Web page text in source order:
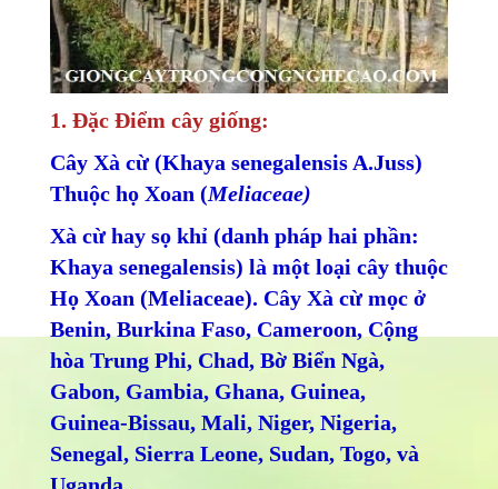
1. Đặc Điểm cây giống:
Cây Xà cừ (Khaya senegalensis A.Juss)
Thuộc họ Xoan (Meliaceae)
Xà cừ hay sọ khỉ (danh pháp hai phần:
Khaya senegalensis) là một loại cây thuộc
Họ Xoan (Meliaceae). Cây Xà cừ mọc ở
Benin, Burkina Faso, Cameroon, Cộng
hòa Trung Phi, Chad, Bờ Biển Ngà,
Gabon, Gambia, Ghana, Guinea,
Guinea-Bissau, Mali, Niger, Nigeria,
Senegal, Sierra Leone, Sudan, Togo, và
Uganda.